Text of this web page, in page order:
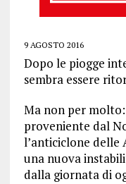
9 AGOSTO 2016
Dopo le piogge
sembra essere
Ma non per molto:
proveniente dal
l’anticiclone delle
una nuova
dalla giornata di